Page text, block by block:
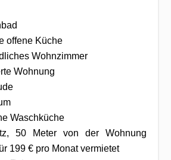
offene Küche
Wohnzimmer
Wohnung
Waschküche
50 Meter von der Wohnung
199 € pro Monat vermietet